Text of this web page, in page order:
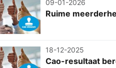
09-01-2026
Ruime
18-12-2025
Cao-resultaat